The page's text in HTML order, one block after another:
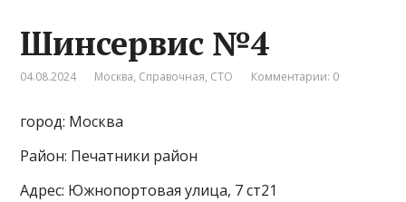
Шинсервис №4
04.08.2024 Москва, Справочная, СТО Комментарии: 0
город: Москва
Район: Печатники район
Адрес: Южнопортовая улица, 7 ст21